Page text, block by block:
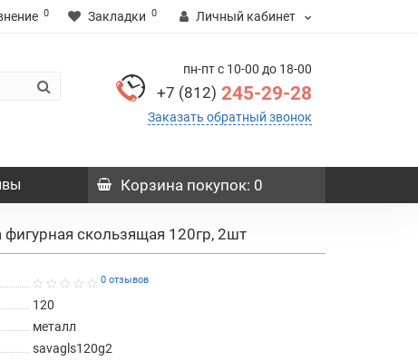
0 Закладки 0 Личный кабинет
пн-пт с 10-00 до 18-00
+7 (812) 245-29-28
Заказать обратный звонок
Корзина покупок: 0
фигурная скользящая 120гр, 2шт
0 отзывов
120
металл
savagls120g2